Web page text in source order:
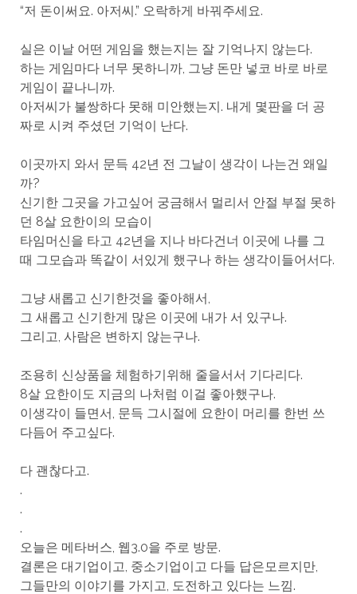
“저 돈이써요. 아저씨.” 오락하게 바꿔주세요.
실은 이날 어떤 게임을 했는지는 잘 기억나지 않는다.
하는 게임마다 너무 못하니까, 그냥 돈만 넣코 바로 바로
게임이 끝나니까.
아저씨가 불쌍하다 못해 미안했는지. 내게 몇판을 더 공
짜로 시켜 주셨던 기억이 난다.
이곳까지 와서 문득 42년 전 그날이 생각이 나는건 왜일
까?
신기한 그곳을 가고싶어 궁금해서 멀리서 안절 부절 못하
던 8살 요한이의 모습이
타임머신을 타고 42년을 지나 바다건너 이곳에 나를 그
때 그모습과 똑같이 서있게 했구나 하는 생각이들어서다.
그냥 새롭고 신기한것을 좋아해서,
그 새롭고 신기한게 많은 이곳에 내가 서 있구나.
그리고, 사람은 변하지 않는구나.
조용히 신상품을 체험하기위해 줄을서서 기다리다.
8살 요한이도 지금의 나처럼 이걸 좋아했구나.
이생각이 들면서, 문득 그시절에 요한이 머리를 한번 쓰
다듬어 주고싶다.
다 괜찮다고.
.
.
.
오늘은 메타버스, 웹3.0을 주로 방문.
결론은 대기업이고, 중소기업이고 다들 답은모르지만,
그들만의 이야기를 가지고, 도전하고 있다는 느낌.